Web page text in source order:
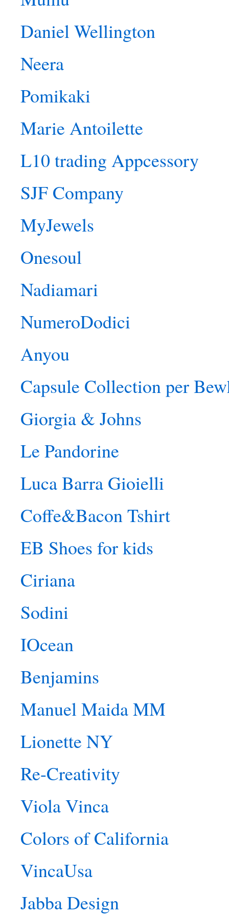
Daniel Wellington
Neera
Pomikaki
Marie Antoilette
L10 trading Appcessory
SJF Company
MyJewels
Onesoul
Nadiamari
NumeroDodici
Anyou
Capsule Collection per
Giorgia & Johns
Le Pandorine
Luca Barra Gioielli
Coffe&Bacon Tshirt
EB Shoes for kids
Ciriana
Sodini
IOcean
Benjamins
Manuel Maida MM
Lionette NY
Re-Creativity
Viola Vinca
Colors of California
VincaUsa
Jabba Design